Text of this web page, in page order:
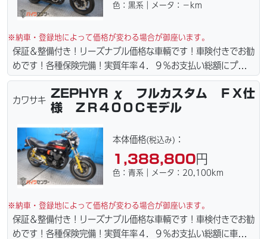
色：黒系｜メータ：－km
※納車・登録地によって価格が変わる場合が御座います。
保証＆整備付き！リーズナブル価格な車輌です！車険付きでお勧
めです！各種保険完備！実質年率４．９％お支払い総額にプラス
４万円で車検２年に変更できます。☆盗難保険加入可能！全国ど
こでも１万円〜４．５万円にて配達致します！！（離島の場合は
港止めになります）ｗｅｂローン・カード各種取り扱ってます。
てますのでお気軽にお問い合わせ下さい。仕様変更からレストア
まで、ご契約後の取り置き＆保管無料サービス行ってます！当社
ホームページにて詳細画像見れます。
カワサキ
ZEPHYR χ フルカスタム ＦＸ仕
様 ＺＲ４００Ｃモデル
本体価格(税込み) ：
1,388,800円
色：青系｜メータ：20,100km
※納車・登録地によって価格が変わる場合が御座います。
保証＆整備付き！リーズナブル価格な車輌です！車検付きでお勧
めです！各種保険完備！実質年率４．９％お支払い総額に車検２